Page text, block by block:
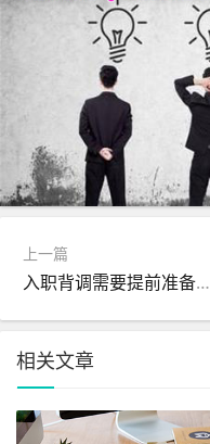
上一篇
入职背调需要提前准备薪资流水截图，如何应对才容易顺利通过？
相关文章